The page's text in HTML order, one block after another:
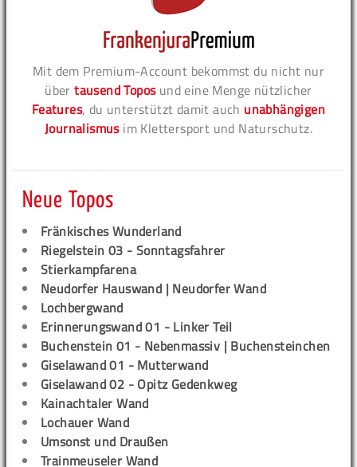
Mit dem Premium-Account bekommst du nicht nur
übertausend Toposund eine Menge nützlicher
Features, du unterstützt damit auch unabhängigen
Journalismusim Klettersport und Naturschutz.
Neue Topos
Fränkisches Wunderland
Riegelstein 03 - Sonntagsfahrer
Stierkampfarena
Neudorfer Hauswand | Neudorfer Wand
Lochbergwand
Erinnerungswand 01 - Linker Teil
Buchenstein 01 - Nebenmassiv | Buchensteinchen
Giselawand 01 - Mutterwand
Giselawand 02 - Opitz Gedenkweg
Kainachtaler Wand
Lochauer Wand
Umsonst und Draußen
Trainmeuseler Wand